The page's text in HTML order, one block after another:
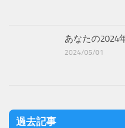
あなたの2024
2024/05/01
過去記事